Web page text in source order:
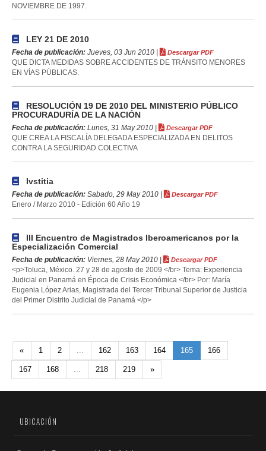
NOVIEMBRE DE 1997.
LEY 21 DE 2010
Fecha de publicación: Jueves, 03 Jun 2010 | Descargar PDF
QUE DICTA MEDIDAS SOBRE ACCIDENTES DE TRÁNSITO MENORES
EN VÍAS PÚBLICAS.
RESOLUCIÓN 19 DE 2010 DEL MINISTERIO PÚBLICO
PROCURADURÍA DE LA NACIÓN
Fecha de publicación: Lunes, 31 May 2010 | Descargar PDF
QUE CREA LA FISCALÍA DELEGADA ESPECIALIZADA EN DELITOS
CONTRA LA SEGURIDAD COLECTIVA
Ivstitia
Fecha de publicación: Sabado, 29 May 2010 | Descargar PDF
Enero / Marzo 2010 - Edición 60 Año 19
III Encuentro de Magistrados Iberoamericanos por la
Especialización Comercial
Fecha de publicación: Viernes, 28 May 2010 | Descargar PDF
<p>Toluca, México. 27 y 28 de agosto de 2009 </br> Tema: Experiencia
Judicial en Panamá en Época de Crisis Económica </br> Por: María
Eugenia López Arias, Magistrada del Tercer Tribunal Superior de Justicia
del Primer Distrito Judicial de Panamá </p>
« 1 2 ... 162 163 164 165 166
167 168 ... 218 219 »
UBICACIÓN